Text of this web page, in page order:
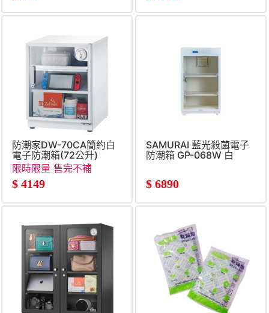
防潮家DW-70CA簡約白
電子防潮箱(72公升)
限時限量 售完不補
$ 4149
SAMURAI 藍光殺菌電子
防潮箱 GP-068W 白
$ 6890